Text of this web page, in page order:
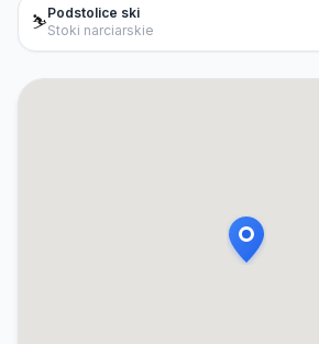
⛷️Podstolice ski
Stoki narciarskie